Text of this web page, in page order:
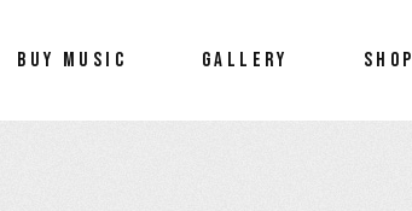
BUY MUSIC GALLERY SHOP